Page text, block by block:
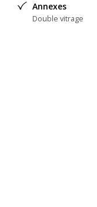
Annexes
Double vitrage